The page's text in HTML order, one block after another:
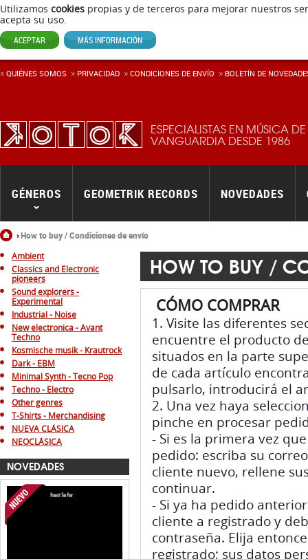
Utilizamos cookies propias y de terceros para mejorar nuestros
acepta su uso.
ACEPTAR MÁS INFORMACIÓN
ESPECIALISTAS EN MÚSICA DE
VANGUARDIA DESDE 1986
Inicio
How to buy / Condiciones de envío
GÉNEROS GEOMETRIK RECORDS NOVEDADES
QUIÉNES SOMOS PRIVACIDAD CONDICIONES DE ENVÍ­O BOLETÍN DE
Ambient
Classics and Electronic
pioneers
Sound explorers -
Experimental
Industrial - Noise
New electronica - Avant
Techno
Kosmische musik - Krautrock
Dark - EBM
Minimal Synth - Tecno Pop
Techno - Electro
Other genres
T-Shirts - Merchandising
NUEVA CLÁSICA
NEOCLÁSICA
NOVEDADES
HOW TO BUY /
CÓMO COMPRAR
1. Visite las diferentes
encuentre el producto
situados en la parte
de cada artículo
pulsarlo, introducirá el
2. Una vez haya
pinche en procesar
- Si es la primera vez
pedido: escriba su
cliente nuevo, rellene
continuar.
- Si ya ha pedido
cliente a registrado y
contraseña. Elija
registrado; sus datos